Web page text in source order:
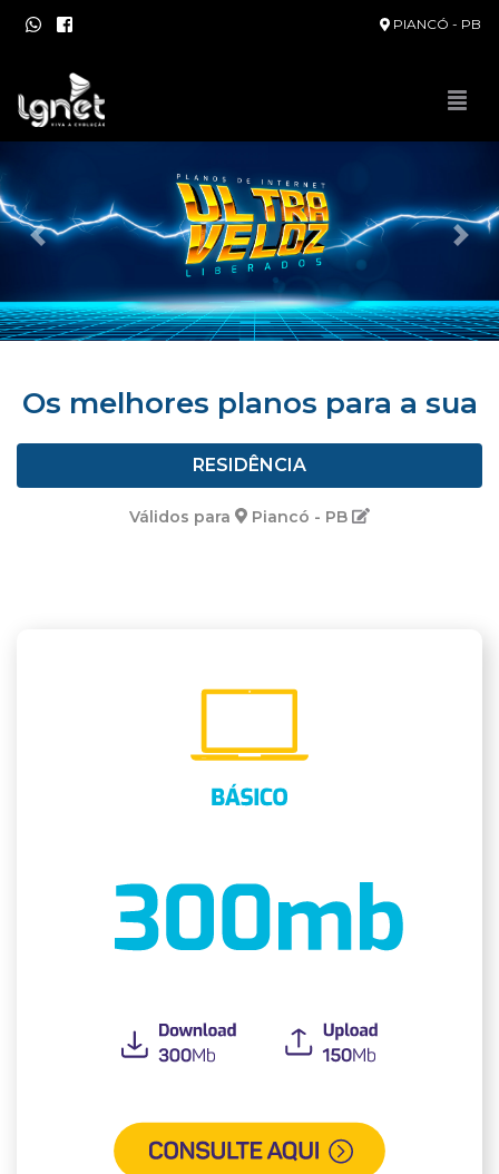
PIANCÓ - PB
Anerior
Os melhores planos para a sua
RESIDÊNCIA
Válidos para Piancó - PB